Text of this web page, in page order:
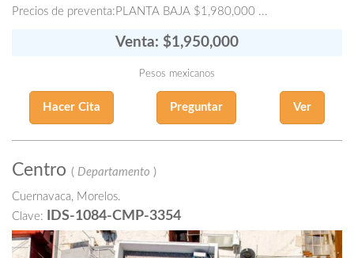
Precios de preventa:PLANTA BAJA $1,980,000 ...
Venta: $1,950,000
Pesos mexicanos
Hacer Cita Preguntar Ver
Centro ( Departamento )
Cuernavaca, Morelos.
Clave:
IDS-1084-CMP-3354